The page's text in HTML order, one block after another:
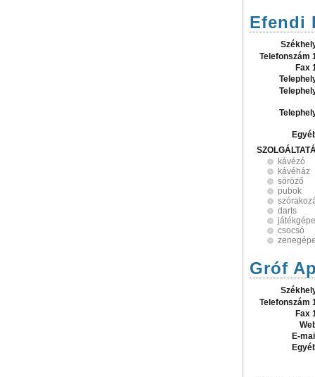
Efendi
Telefonszám
Fax
kávézó
kávéház
söröző
pubok
darts
csocsó
Gróf
Telefonszám
Fax
E-